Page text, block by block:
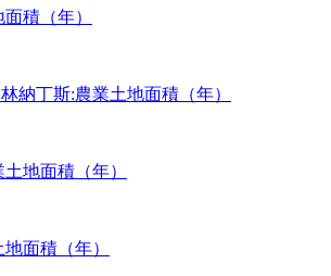
積（年）
納丁斯:農業土地面積（年）
地面積（年）
面積（年）